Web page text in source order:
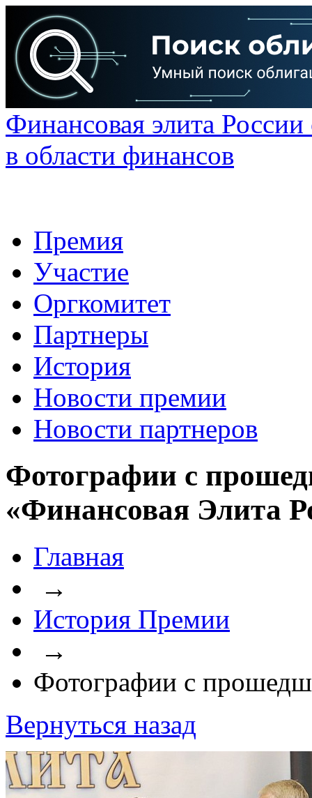
Финансовая элита
в области финансов
Премия
Участие
Оргкомитет
Партнеры
История
Новости премии
Новости партнеров
Фотографии с
«Финансовая Элита
Главная
→
История Премии
→
Фотографии с
Вернуться назад